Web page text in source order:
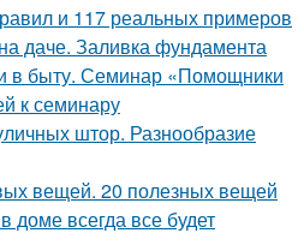
и 117 реальных примеров
даче. Заливка фундамента
в быту. Семинар «Помощники
к семинару
штор. Разнообразие
вещей. 20 полезных вещей
доме всегда все будет